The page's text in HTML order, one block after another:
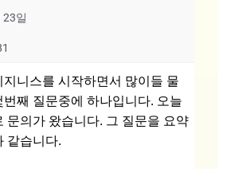
23일
지니스를 시작하면서 많이들 물
번째 질문중에 하나입니다. 오늘
문의가 왔습니다. 그 질문을 요약
같습니다.